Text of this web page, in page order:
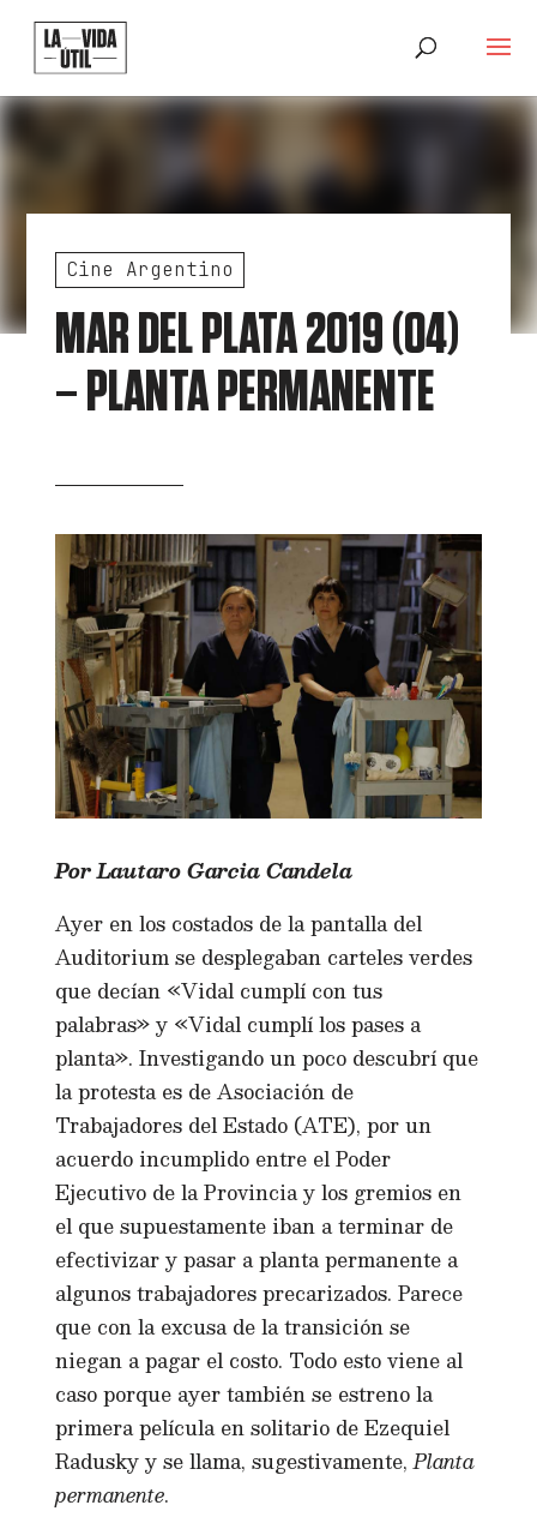
Cine Argentino
MAR DEL PLATA 2019 (04)
– PLANTA PERMANENTE
Por Lautaro Garcia Candela
Ayer en los costados de la pantalla del
Auditorium se desplegaban carteles verdes
que decían «Vidal cumplí con tus
palabras» y «Vidal cumplí los pases a
planta». Investigando un poco descubrí que
la protesta es de Asociación de
Trabajadores del Estado (ATE), por un
acuerdo incumplido entre el Poder
Ejecutivo de la Provincia y los gremios en
el que supuestamente iban a terminar de
efectivizar y pasar a planta permanente a
algunos trabajadores precarizados. Parece
que con la excusa de la transición se
niegan a pagar el costo. Todo esto viene al
caso porque ayer también se estreno la
primera película en solitario de Ezequiel
Radusky y se llama, sugestivamente,Planta
permanente.